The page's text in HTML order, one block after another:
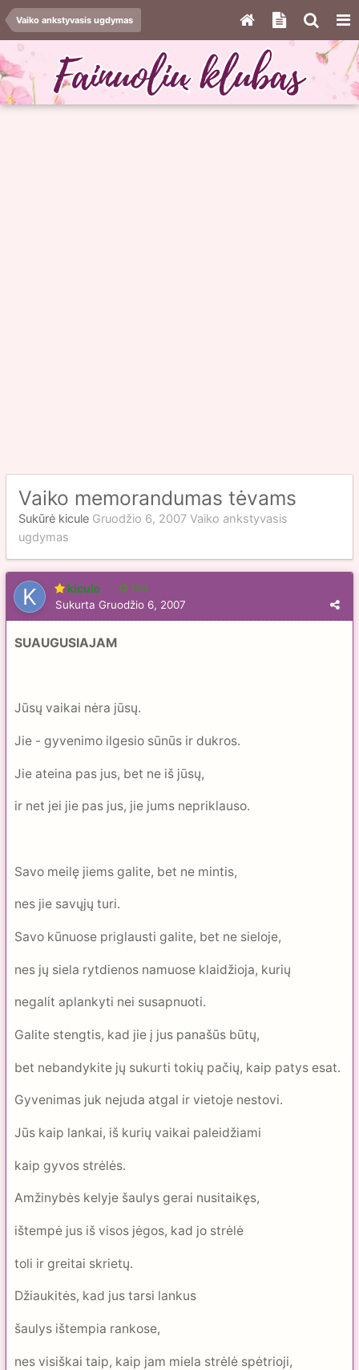
Vaiko ankstyvasis ugdymas
Vaiko memorandumas tėvams
Sukūrė kicule Gruodžio 6, 2007 Vaiko ankstyvasis
ugdymas
kicule 104
Sukurta Gruodžio 6, 2007
SUAUGUSIAJAM
Jūsų vaikai nėra jūsų.
Jie - gyvenimo ilgesio sūnūs ir dukros.
Jie ateina pas jus, bet ne iš jūsų,
ir net jei jie pas jus, jie jums nepriklauso.
Savo meilę jiems galite, bet ne mintis,
nes jie savųjų turi.
Savo kūnuose priglausti galite, bet ne sieloje,
nes jų siela rytdienos namuose klaidžioja, kurių
negalit aplankyti nei susapnuoti.
Galite stengtis, kad jie į jus panašūs būtų,
bet nebandykite jų sukurti tokių pačių, kaip patys esat.
Gyvenimas juk nejuda atgal ir vietoje nestovi.
Jūs kaip lankai, iš kurių vaikai paleidžiami
kaip gyvos strėlės.
Amžinybės kelyje šaulys gerai nusitaikęs,
ištempė jus iš visos jėgos, kad jo strėlė
toli ir greitai skrietų.
Džiaukitės, kad jus tarsi lankus
šaulys ištempia rankose,
nes visiškai taip, kaip jam miela strėlė spėtrioji,